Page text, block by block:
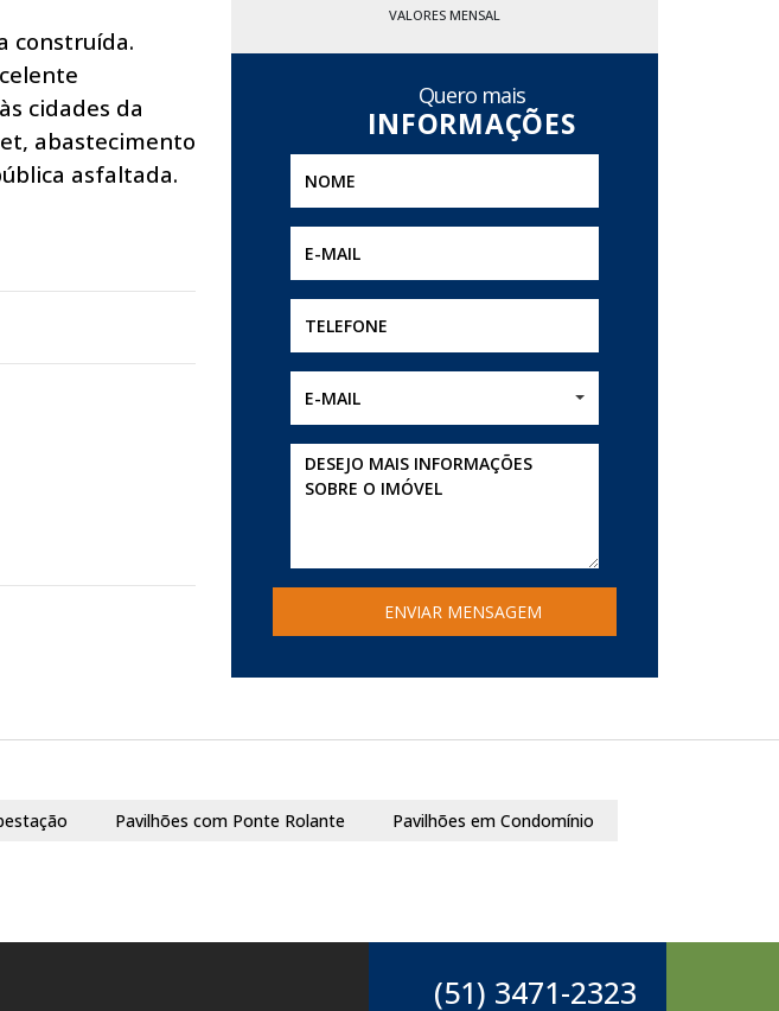
construída.
cidades da
abastecimento
asfaltada.
VALORES MENSAL
Quero mais
E-MAIL
Pavilhões com Ponte Rolante
Pavilhões em Condomínio
(51) 3471-2323